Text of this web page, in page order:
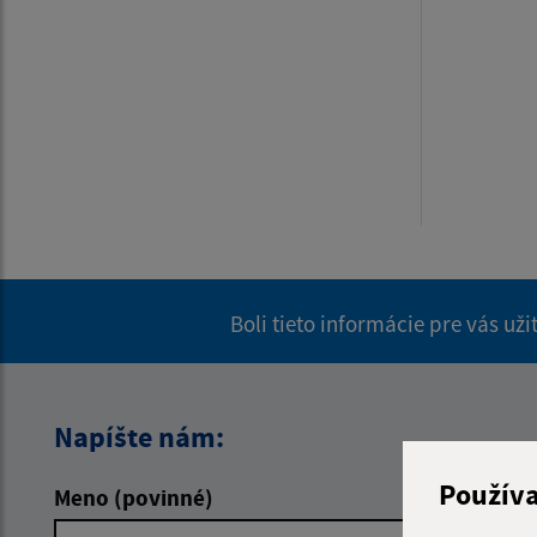
Boli tieto informácie pre vás
Napíšte nám:
Meno (povinné) E-